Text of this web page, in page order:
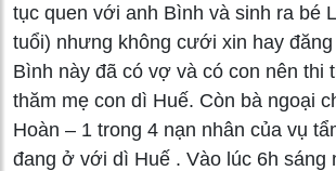
tục quen với anh Bình và sinh ra bé
tuổi) nhưng không cưới xin hay
Bình này đã có vợ và có con nên thi
thăm mẹ con dì Huế. Còn bà ngoại
Hoàn – 1 trong 4 nạn nhân của vụ
đang ở với dì Huế . Vào lúc 6h sáng